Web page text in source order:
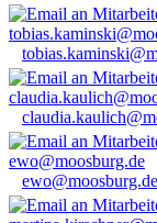
ewo@moosburg.de